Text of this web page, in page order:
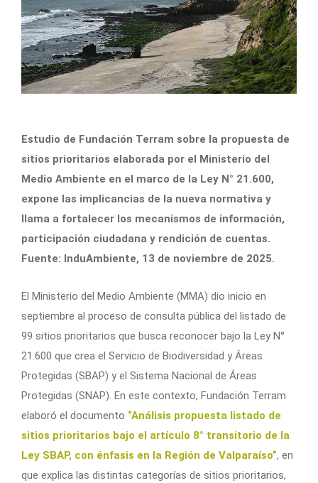
Estudio de Fundación Terram sobre la propuesta de
sitios prioritarios elaborada por el Ministerio del
Medio Ambiente en el marco de la Ley N° 21.600,
expone las implicancias de la nueva normativa y
llama a fortalecer los mecanismos de información,
participación ciudadana y rendición de cuentas.
Fuente: InduAmbiente, 13 de noviembre de 2025.
El Ministerio del Medio Ambiente (MMA) dio inicio en
septiembre al proceso de consulta pública del listado de
99 sitios prioritarios que busca reconocer bajo la Ley N°
21.600 que crea el Servicio de Biodiversidad y Áreas
Protegidas (SBAP) y el Sistema Nacional de Áreas
Protegidas (SNAP). En este contexto, Fundación Terram
elaboró el documento “Análisis propuesta listado de
sitios prioritarios bajo el artículo 8° transitorio de la
Ley SBAP, con énfasis en la Región de Valparaíso”, en
que explica las distintas categorías de sitios prioritarios,